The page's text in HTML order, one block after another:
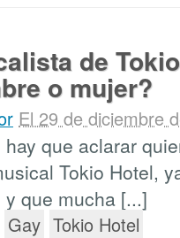
de
o mujer?
El 29 de diciembre
hay que aclarar
Tokio Hotel,
que mucha [...]
Gay Tokio Hotel